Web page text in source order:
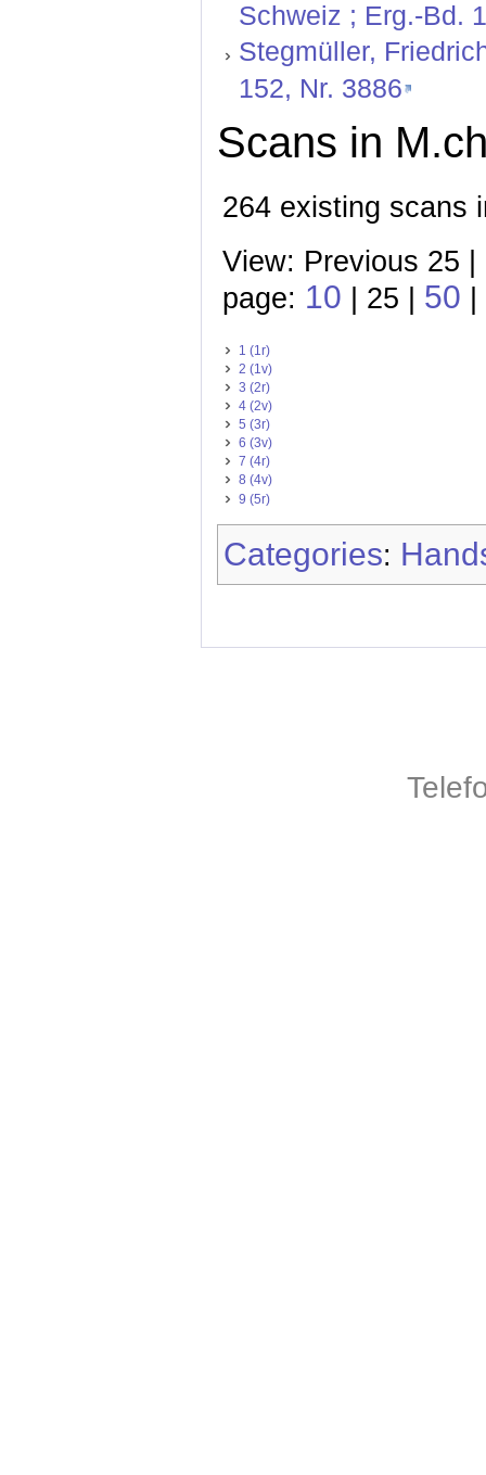
Schweiz ; Erg.-Bd.
Stegmüller,
152, Nr. 3886
Scans in
264 existing scans
View: Previous 25 |
page: 10 | 25 | 50
1 (1r)
2 (1v)
3 (2r)
4 (2v)
5 (3r)
6 (3v)
7 (4r)
8 (4v)
9 (5r)
Categories: